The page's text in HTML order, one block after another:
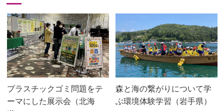
プラスチックゴミ問題をテ
ーマにした展示会（北海
森と海の繋がりについて学
ぶ環境体験学習（岩手県）